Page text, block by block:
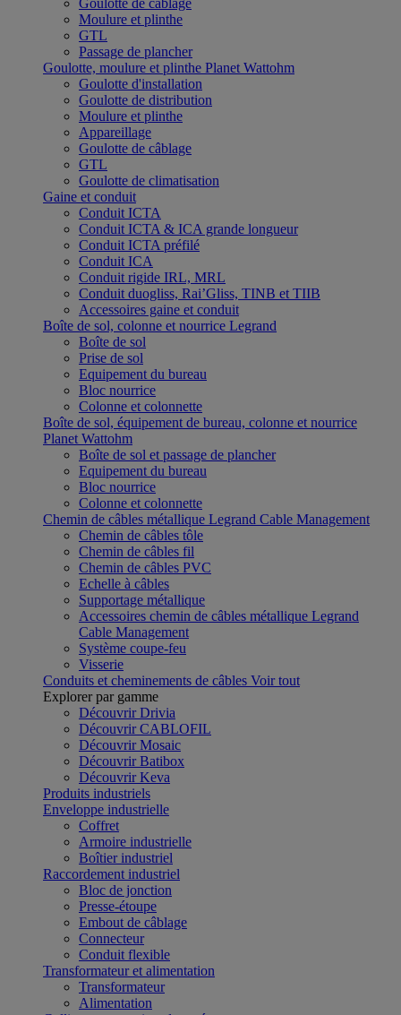
Goulotte de câblage
Moulure et plinthe
GTL
Passage de plancher
Goulotte, moulure et plinthe Planet Wattohm
Goulotte d'installation
Goulotte de distribution
Moulure et plinthe
Appareillage
Goulotte de câblage
GTL
Goulotte de climatisation
Gaine et conduit
Conduit ICTA
Conduit ICTA & ICA grande longueur
Conduit ICTA préfilé
Conduit ICA
Conduit rigide IRL, MRL
Conduit duogliss, Rai’Gliss, TINB et TIIB
Accessoires gaine et conduit
Boîte de sol, colonne et nourrice Legrand
Boîte de sol
Prise de sol
Equipement du bureau
Bloc nourrice
Colonne et colonnette
Boîte de sol, équipement de bureau, colonne et nourrice
Planet Wattohm
Boîte de sol et passage de plancher
Equipement du bureau
Bloc nourrice
Colonne et colonnette
Chemin de câbles métallique Legrand Cable Management
Chemin de câbles tôle
Chemin de câbles fil
Chemin de câbles PVC
Echelle à câbles
Supportage métallique
Accessoires chemin de câbles métallique Legrand
Cable Management
Système coupe-feu
Visserie
Conduits et cheminements de câbles Voir tout
Explorer par gamme
Découvrir Drivia
Découvrir CABLOFIL
Découvrir Mosaic
Découvrir Batibox
Découvrir Keva
Produits industriels
Enveloppe industrielle
Coffret
Armoire industrielle
Boîtier industriel
Raccordement industriel
Bloc de jonction
Presse-étoupe
Embout de câblage
Connecteur
Conduit flexible
Transformateur et alimentation
Transformateur
Alimentation